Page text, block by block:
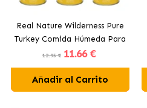
Real Nature Wilderness Pure
Turkey Comida Húmeda Para
Perros Adultos con Pavo
12.95 € 11.66 €
Añadir al Carrito